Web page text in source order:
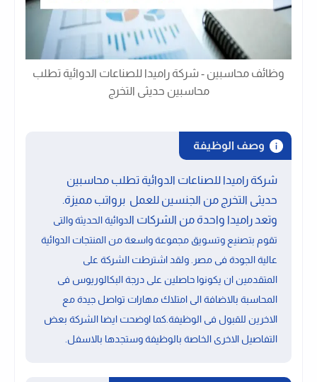
وظائف محاسبين - شركة راميدا للصناعات الدوائية تطلب
محاسبين حديثى التخرج
وصف الوظيفة
شركة راميدا للصناعات الدوائية تطلب محاسبين
حديثى التخرج من الجنسين للعمل برواتب مميزة.
وتعد راميدا واحدة من الشركات الدوائية الحديثة والتى
تقوم بتصنيع وتسويق مجموعة واسعة من المنتجات الدوائية
عالية الجودة فى مصر. ولقد اشترطت الشركة على
المتقدمين ان يكونوا حاصلين على درجة البكالوريوس فى
المحاسبة بالاضافة الى امتلاك مهارات تواصل جيدة مع
الاخرين للقبول فى الوظيفة.كما اوضحت ايضا الشركة بعض
التفاصيل الاخرى الخاصة بالوظيفة وستجدها بالاسفل.